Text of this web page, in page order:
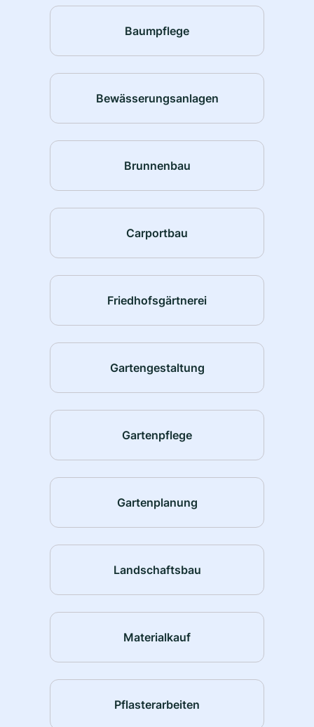
Baumpflege
Bewässerungsanlagen
Brunnenbau
Carportbau
Friedhofsgärtnerei
Gartengestaltung
Gartenpflege
Gartenplanung
Landschaftsbau
Materialkauf
Pflasterarbeiten